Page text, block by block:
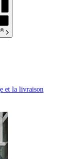
®
et la livraison